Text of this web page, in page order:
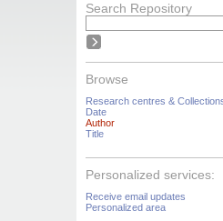
Search Repository
Browse
Research centres &
Date
Author
Title
Personalized services:
Receive email updates
Personalized area